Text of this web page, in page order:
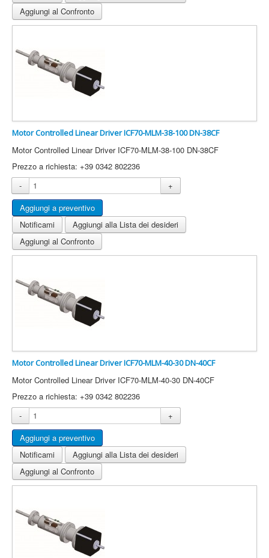
Aggiungi al Confronto
Motor Controlled Linear Driver ICF70-MLM-38-100 DN-38CF
Motor Controlled Linear Driver ICF70-MLM-38-100 DN-38CF
Prezzo a richiesta: +39 0342 802236
-
+
Notificami
Aggiungi alla Lista dei desideri
Aggiungi al Confronto
Motor Controlled Linear Driver ICF70-MLM-40-30 DN-40CF
Motor Controlled Linear Driver ICF70-MLM-40-30 DN-40CF
Prezzo a richiesta: +39 0342 802236
-
+
Notificami
Aggiungi alla Lista dei desideri
Aggiungi al Confronto